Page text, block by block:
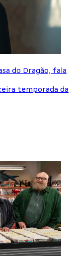
do Dragão, fala
temporada da